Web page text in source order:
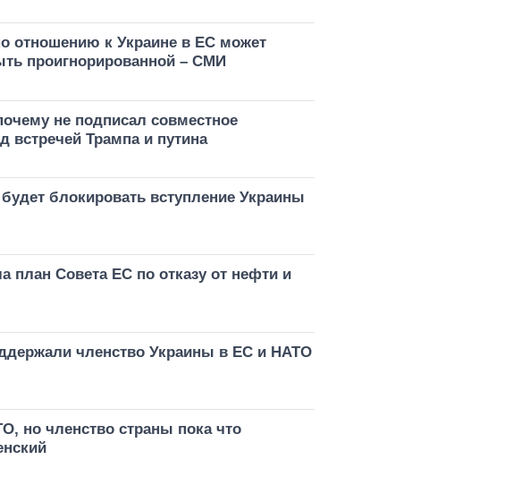
отношению к Украине в ЕС может
проигнорированной – СМИ
не подписал совместное
встречей Трампа и путина
блокировать вступление Украины
план Совета ЕС по отказу от нефти и
членство Украины в ЕС и НАТО
но членство страны пока что